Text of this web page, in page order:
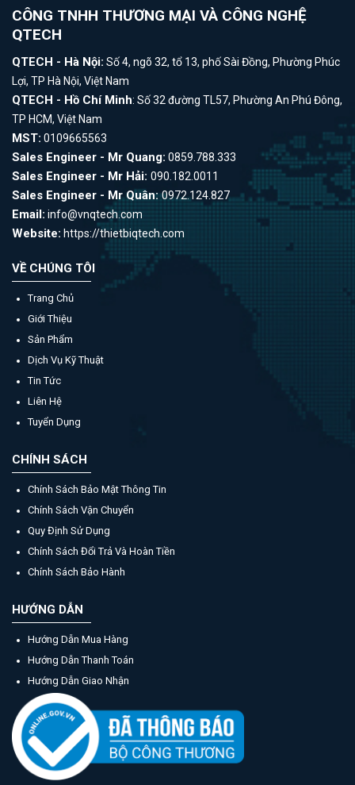
CÔNG TNHH THƯƠNG MẠI VÀ CÔNG NGHỆ
QTECH
QTECH - Hà Nội: Số 4, ngõ 32, tổ 13, phố Sài Đồng, Phường Phúc
Lợi, TP Hà Nội, Việt Nam
QTECH - Hồ Chí Minh: Số 32 đường TL57, Phường An Phú Đông,
TP HCM, Việt Nam
MST: 0109665563
Sales Engineer - Mr Quang: 0859.788.333
Sales Engineer - Mr Hải: 090.182.0011
Sales Engineer - Mr Quân:0972.124.827
Email: info@vnqtech.com
Website: https://thietbiqtech.com
VỀ CHÚNG TÔI
Trang Chủ
Giới Thiệu
Sản Phẩm
Dịch Vụ Kỹ Thuật
Tin Tức
Liên Hệ
Tuyển Dụng
CHÍNH SÁCH
Chính Sách Bảo Mật Thông Tin
Chính Sách Vận Chuyển
Quy Định Sử Dụng
Chính Sách Đổi Trả Và Hoàn Tiền
Chính Sách Bảo Hành
HƯỚNG DẪN
Hướng Dẫn Mua Hàng
Hướng Dẫn Thanh Toán
Hướng Dẫn Giao Nhận